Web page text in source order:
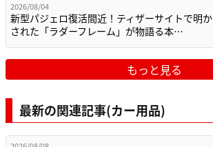
2026/08/04
新型パジェロ復活間近！ティザーサイトで明か
された「ラダーフレーム」が物語る本…
もっと見る
最新の関連記事(カー用品)